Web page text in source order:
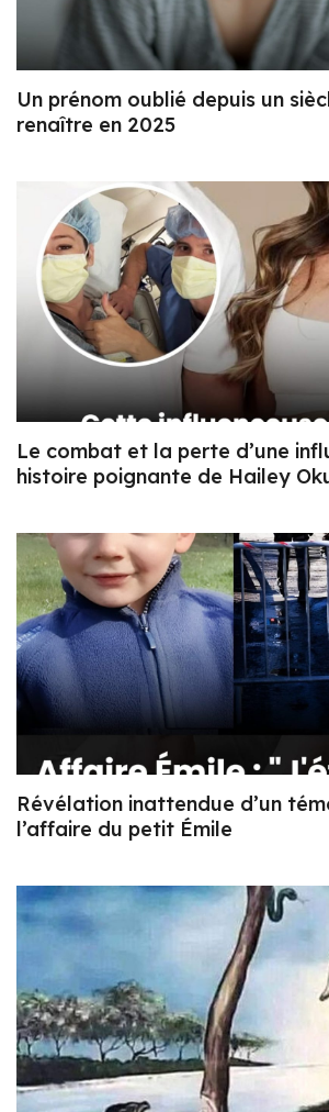
Un prénom oublié depuis un
renaître en 2025
Le combat et la perte d’une
histoire poignante de Hailey
Révélation inattendue d’un
l’affaire du petit Émile